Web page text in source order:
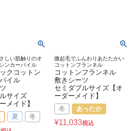
しい肌触りのオ
ンカーパイル
クコットン
イル
サイズ
メイド】
夏 冬
微起毛でふんわりあたたかい
コットンフランネル
コットンフランネル
敷きシーツ
セミダブルサイズ【オ
ーダーメイド】
冬 あったか
¥11,033税込